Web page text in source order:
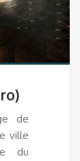
de
ville
du